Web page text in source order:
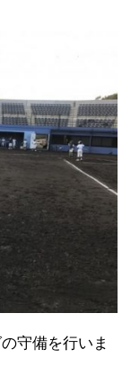
守備を行いま